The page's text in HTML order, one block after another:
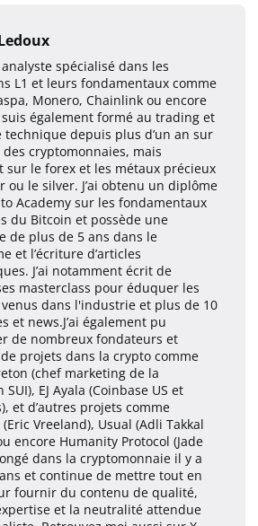
spécialisé dans les
L1 et leurs fondamentaux comme
Monero, Chainlink ou encore
suis également formé au trading et
technique depuis plus d’un an sur
cryptomonnaies, mais
sur le forex et les métaux précieux
ou le silver. J’ai obtenu un diplôme
Academy sur les fondamentaux
du Bitcoin et possède une
de plus de 5 ans dans le
et l’écriture d’articles
J’ai notamment écrit de
masterclass pour éduquer les
dans l'industrie et plus de 10
et news.J’ai également pu
de nombreux fondateurs et
projets dans la crypto comme
(chef marketing de la
SUI), EJ Ayala (Coinbase US et
et d’autres projets comme
Vreeland), Usual (Adli Takkal
encore Humanity Protocol (Jade
dans la cryptomonnaie il y a
et continue de mettre tout en
fournir du contenu de qualité,
et la neutralité attendue